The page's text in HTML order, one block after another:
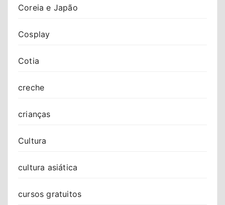
Coreia e Japão
Cosplay
Cotia
creche
crianças
Cultura
cultura asiática
cursos gratuitos